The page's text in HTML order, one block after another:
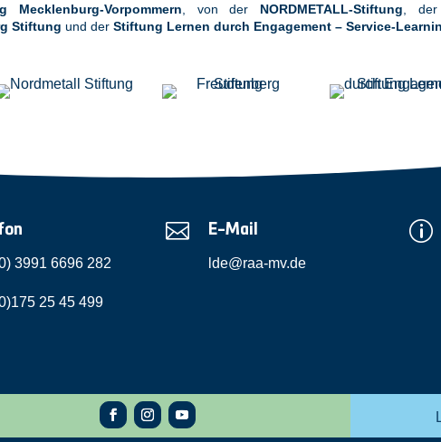
Vorpommern , von der NORDMETALL-Stiftung ,
Stiftung und derStiftung Lernen durch Engagement – Service-
3991 6696 282
25 45 499
 E-Mail
lde@raa-mv.de
p